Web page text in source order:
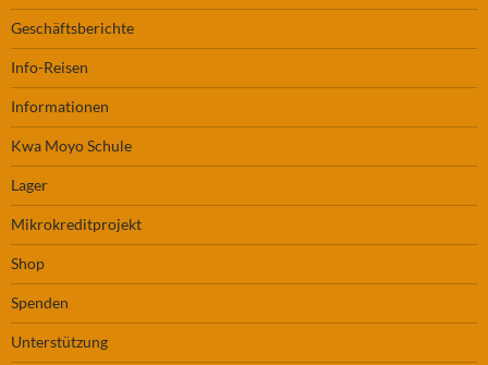
Geschäftsberichte
Info-Reisen
Informationen
Kwa Moyo Schule
Lager
Mikrokreditprojekt
Shop
Spenden
Unterstützung